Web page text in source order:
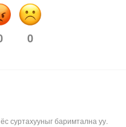
0
суртахууныг баримтална уу.